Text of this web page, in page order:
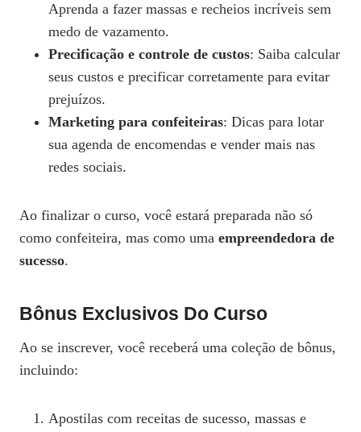
Aprenda a fazer massas e recheios incríveis sem
medo de vazamento.
Precificação e controle de custos: Saiba calcular
seus custos e precificar corretamente para evitar
prejuízos.
Marketing para confeiteiras: Dicas para lotar
sua agenda de encomendas e vender mais nas
redes sociais.
Ao finalizar o curso, você estará preparada não só
como confeiteira, mas como uma empreendedora de
sucesso.
Bônus Exclusivos Do Curso
Ao se inscrever, você receberá uma coleção de bônus,
incluindo:
Apostilas com receitas de sucesso, massas e